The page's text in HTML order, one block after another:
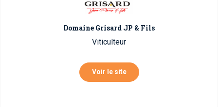
Domaine Grisard JP & Fils
Viticulteur
Voir le site